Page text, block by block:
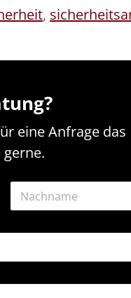
,
eine Anfrage das